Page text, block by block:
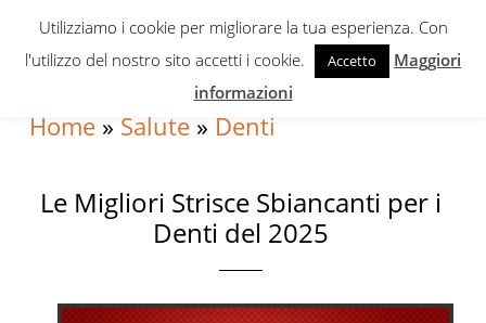
Skip
navigation
Skip
Skip
sidebar
Home » Salute » Denti
Le Migliori Strisce Sbiancanti per i
Denti del 2025
Utilizziamo i cookie per migliorare la tua esperienza. Con
l'utilizzo del nostro sito accetti i cookie.
Accetto
Maggiori
informazioni